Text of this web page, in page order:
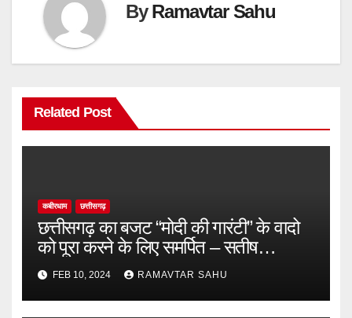
ByRamavtar Sahu
Related Post
कबीरधाम छत्तीसगढ़
छत्तीसगढ़ का बजट “मोदी की गारंटी” के वादो
को पूरा करने के लिए समर्पित – सतीष
चन्द्राकर
FEB 10, 2024 RAMAVTAR SAHU